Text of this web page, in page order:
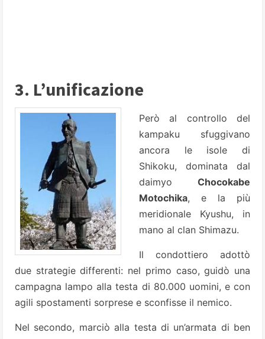
3. L’unificazione
Però al controllo del
kampaku sfuggivano
ancora le isole di
Shikoku, dominata dal
daimyo Chocokabe
Motochika, e la più
meridionale Kyushu, in
mano al clan Shimazu.
Il condottiero adottò
due strategie differenti: nel primo caso, guidò una
campagna lampo alla testa di 80.000 uomini, e con
agili spostamenti sorprese e sconfisse il nemico.
Nel secondo, marciò alla testa di un’armata di ben